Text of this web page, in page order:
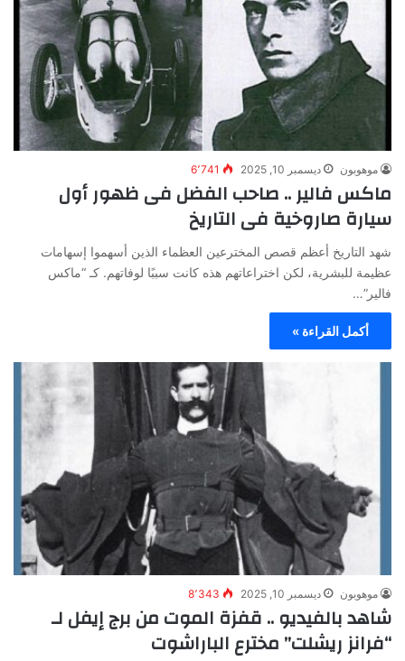
موهوبون ديسمبر 10, 2025 6٬741
ماكس فالير .. صاحب الفضل فى ظهور أول
سيارة صاروخية فى التاريخ
شهد التاريخ أعظم قصص المخترعين العظماء الذين أسهموا إسهامات
عظيمة للبشرية، لكن اختراعاتهم هذه كانت سببًا لوفاتهم. كـ “ماكس
فالير”…
أكمل القراءة »
موهوبون ديسمبر 10, 2025 8٬343
شاهد بالفيديو .. قفزة الموت من برج إيفل لـ
“فرانز ريشلت” مخترع الباراشوت